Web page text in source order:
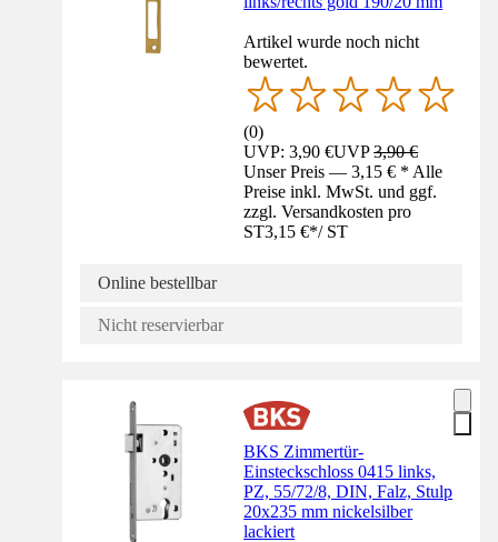
Artikel wurde noch nicht
bewertet.
(0)
UVP: 3,90 €UVP3,90 €
Unser Preis — 3,15 € * Alle
Preise inkl. MwSt. und ggf.
zzgl. Versandkosten pro
ST3,15 €*/ ST
Online bestellbar
Nicht reservierbar
BKS Zimmertür-
Einsteckschloss 0415 links,
PZ, 55/72/8, DIN, Falz, Stulp
20x235 mm nickelsilber
lackiert